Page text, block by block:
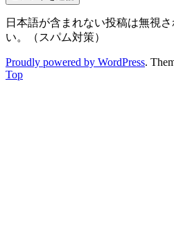
日本語が含まれない投稿は無視
い。（スパム対策）
Proudly powered by WordPress.
Top